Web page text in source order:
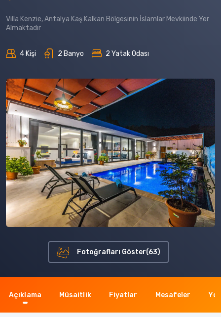
Villa Kenzie, Antalya Kaş Kalkan Bölgesinin İslamlar Mevkiinde Yer
Almaktadır
4 Kişi 2 Banyo 2 Yatak Odası
Fotoğrafları Göster(63)
Açıklama Müsaitlik Fiyatlar Mesafeler